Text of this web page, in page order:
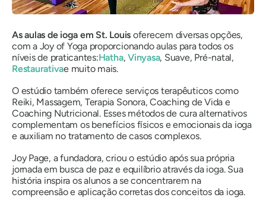
As aulas de ioga em St. Louis oferecem diversas opções,
com a Joy of Yoga proporcionando aulas para todos os
níveis de praticantes:Hatha,Vinyasa, Suave, Pré-natal,
Restaurativae muito mais.
O estúdio também oferece serviços terapêuticos como
Reiki, Massagem, Terapia Sonora, Coaching de Vida e
Coaching Nutricional. Esses métodos de cura alternativos
complementam os benefícios físicos e emocionais da ioga
e auxiliam no tratamento de casos complexos.
Joy Page, a fundadora, criou o estúdio após sua própria
jornada em busca de paz e equilíbrio através da ioga. Sua
história inspira os alunos a se concentrarem na
compreensão e aplicação corretas dos conceitos da ioga.